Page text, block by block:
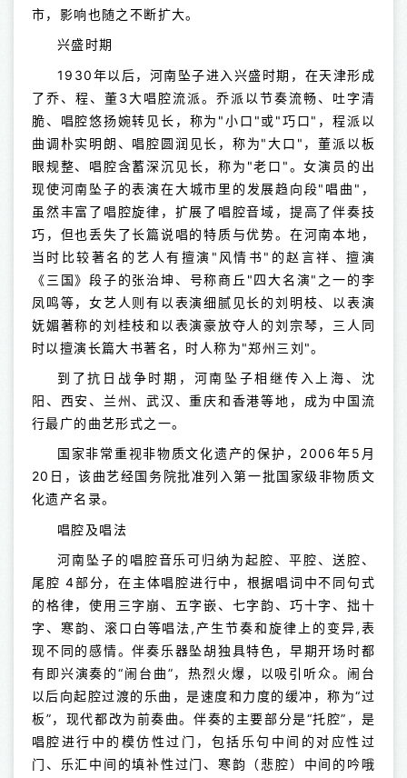
市，影响也随之不断扩大。
兴盛时期
1930年以后，河南坠子进入兴盛时期，在天津形成
了乔、程、董3大唱腔流派。乔派以节奏流畅、吐字清
脆、唱腔悠扬婉转见长，称为"小口"或"巧口"，程派以
曲调朴实明朗、唱腔圆润见长，称为"大口"，董派以板
眼规整、唱腔含蓄深沉见长，称为"老口"。女演员的出
现使河南坠子的表演在大城市里的发展趋向段"唱曲"，
虽然丰富了唱腔旋律，扩展了唱腔音域，提高了伴奏技
巧，但也丢失了长篇说唱的特质与优势。在河南本地，
当时比较著名的艺人有擅演"风情书"的赵言祥、擅演
《三国》段子的张治坤、号称商丘"四大名演"之一的李
凤鸣等，女艺人则有以表演细腻见长的刘明枝、以表演
妩媚著称的刘桂枝和以表演豪放夺人的刘宗琴，三人同
时以擅演长篇大书著名，时人称为"郑州三刘"。
到了抗日战争时期，河南坠子相继传入上海、沈
阳、西安、兰州、武汉、重庆和香港等地，成为中国流
行最广的曲艺形式之一。
国家非常重视非物质文化遗产的保护，2006年5月
20日，该曲艺经国务院批准列入第一批国家级非物质文
化遗产名录。
唱腔及唱法
河南坠子的唱腔音乐可归纳为起腔、平腔、送腔、
尾腔 4部分，在主体唱腔进行中，根据唱词中不同句式
的格律，使用三字崩、五字嵌、七字韵、巧十字、拙十
字、寒韵、滚口白等唱法,产生节奏和旋律上的变异,表
现不同的感情。伴奏乐器坠胡独具特色，早期开场时都
有即兴演奏的“闹台曲”，热烈火爆，以吸引听众。闹台
以后向起腔过渡的乐曲，是速度和力度的缓冲，称为“过
板”，现代都改为前奏曲。伴奏的主要部分是“托腔”，是
唱腔进行中的模仿性过门，包括乐句中间的对应性过
门、乐汇中间的填补性过门、寒韵（悲腔）中间的吟哦